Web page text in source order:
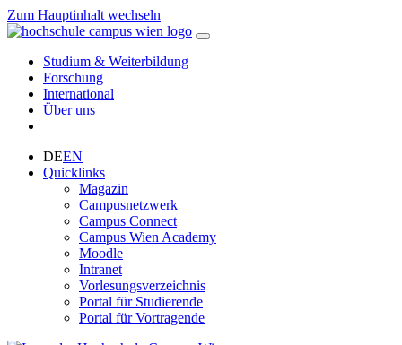
Zum Hauptinhalt wechseln
Studium & Weiterbildung
Forschung
International
Über uns
DEEN
Quicklinks
Magazin
Campusnetzwerk
Campus Connect
Campus Wien Academy
Moodle
Intranet
Vorlesungsverzeichnis
Portal für Studierende
Portal für Vortragende